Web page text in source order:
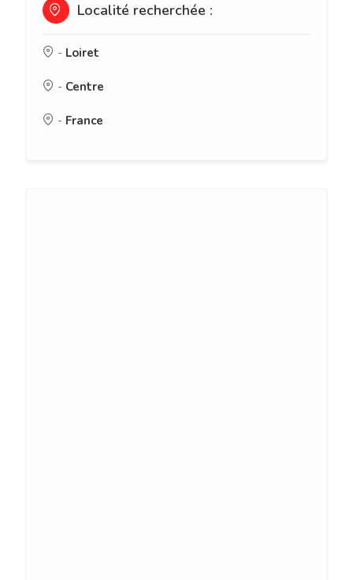
Localité recherchée :
- Loiret
- Centre
- France